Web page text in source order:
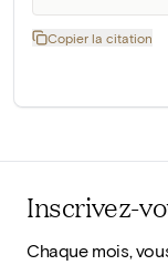
Copier la citation
Inscrivez-
Chaque mois,